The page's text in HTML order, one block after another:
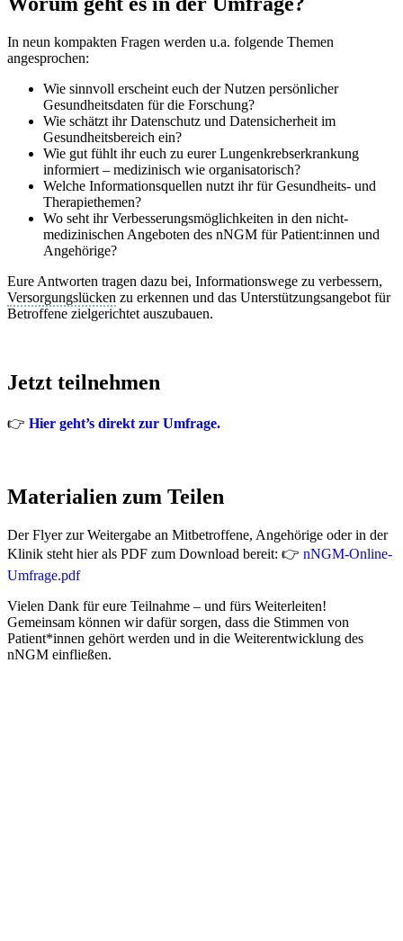
In neun kompakten Fragen werden u.a. folgende Themen
angesprochen:
Wie sinnvoll erscheint euch der Nutzen persönlicher
Gesundheitsdaten für die Forschung?
Wie schätzt ihr Datenschutz und Datensicherheit im
Gesundheitsbereich ein?
Wie gut fühlt ihr euch zu eurer Lungenkrebserkrankung
informiert – medizinisch wie organisatorisch?
Welche Informationsquellen nutzt ihr für Gesundheits- und
Therapiethemen?
Wo seht ihr Verbesserungsmöglichkeiten in den nicht-
medizinischen Angeboten des nNGM für Patient:innen und
Angehörige?
Eure Antworten tragen dazu bei, Informationswege zu verbessern,
Versorgungslücken zu erkennen und das Unterstützungsangebot für
Betroffene zielgerichtet auszubauen.
Jetzt teilnehmen
👉 Hier geht’s direkt zur Umfrage.
Materialien zum Teilen
Der Flyer zur Weitergabe an Mitbetroffene, Angehörige oder in der
Klinik steht hier als PDF zum Download bereit: 👉 nNGM-Online-
Umfrage.pdf
Vielen Dank für eure Teilnahme – und fürs Weiterleiten!
Gemeinsam können wir dafür sorgen, dass die Stimmen von
Patient*innen gehört werden und in die Weiterentwicklung des
nNGM einfließen.